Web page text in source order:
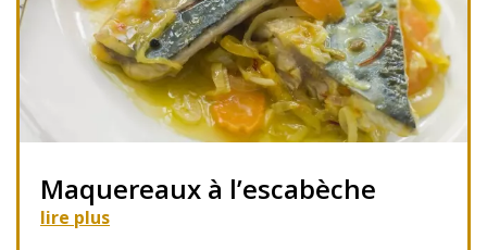
Maquereaux à l’escabèche
lire plus